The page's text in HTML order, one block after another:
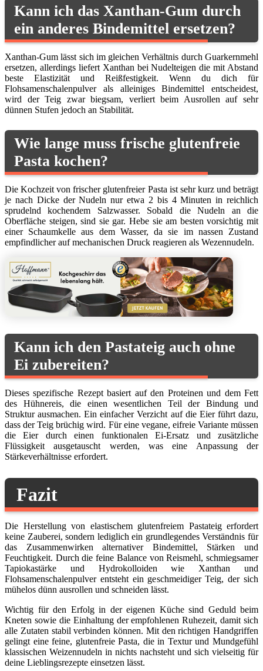
Kann ich das Xanthan-Gum durch
ein anderes Bindemittel ersetzen?
Xanthan-Gum lässt sich im gleichen Verhältnis durch Guarkernmehl
ersetzen, allerdings liefert Xanthan bei Nudelteigen die mit Abstand
beste Elastizität und Reißfestigkeit. Wenn du dich für
Flohsamenschalenpulver als alleiniges Bindemittel entscheidest,
wird der Teig zwar biegsam, verliert beim Ausrollen auf sehr
dünnen Stufen jedoch an Stabilität.
Wie lange muss frische glutenfreie
Pasta kochen?
Die Kochzeit von frischer glutenfreier Pasta ist sehr kurz und beträgt
je nach Dicke der Nudeln nur etwa 2 bis 4 Minuten in reichlich
sprudelnd kochendem Salzwasser. Sobald die Nudeln an die
Oberfläche steigen, sind sie gar. Hebe sie am besten vorsichtig mit
einer Schaumkelle aus dem Wasser, da sie im nassen Zustand
empfindlicher auf mechanischen Druck reagieren als Wezennudeln.
Kann ich den Pastateig auch ohne
Ei zubereiten?
Dieses spezifische Rezept basiert auf den Proteinen und dem Fett
des Hühnereis, die einen wesentlichen Teil der Bindung und
Struktur ausmachen. Ein einfacher Verzicht auf die Eier führt dazu,
dass der Teig brüchig wird. Für eine vegane, eifreie Variante müssen
die Eier durch einen funktionalen Ei-Ersatz und zusätzliche
Flüssigkeit ausgetauscht werden, was eine Anpassung der
Stärkeverhältnisse erfordert.
Fazit
Die Herstellung von elastischem glutenfreiem Pastateig erfordert
keine Zauberei, sondern lediglich ein grundlegendes Verständnis für
das Zusammenwirken alternativer Bindemittel, Stärken und
Feuchtigkeit. Durch die feine Balance von Reismehl, schmiegsamer
Tapiokastärke und Hydrokolloiden wie Xanthan und
Flohsamenschalenpulver entsteht ein geschmeidiger Teig, der sich
mühelos dünn ausrollen und schneiden lässt.
Wichtig für den Erfolg in der eigenen Küche sind Geduld beim
Kneten sowie die Einhaltung der empfohlenen Ruhezeit, damit sich
alle Zutaten stabil verbinden können. Mit den richtigen Handgriffen
gelingt eine feine, glutenfreie Pasta, die in Textur und Mundgefühl
klassischen Weizennudeln in nichts nachsteht und sich vielseitig für
deine Lieblingsrezepte einsetzen lässt.